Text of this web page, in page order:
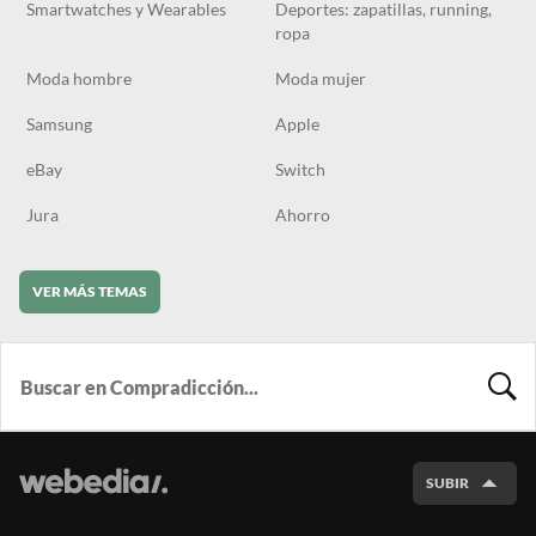
Smartwatches y Wearables
Deportes: zapatillas, running,
ropa
Moda hombre Moda mujer
Samsung Apple
eBay Switch
Jura Ahorro
VER MÁS TEMAS
SUBIR